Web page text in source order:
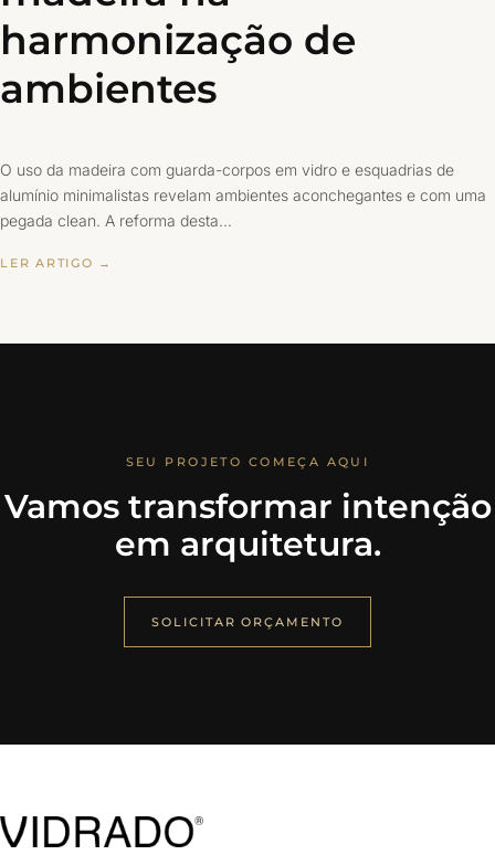
harmonização de
ambientes
O uso da madeira com guarda-corpos em vidro e esquadrias de
alumínio minimalistas revelam ambientes aconchegantes e com uma
pegada clean. A reforma desta…
LER ARTIGO →
SEU PROJETO COMEÇA AQUI
Vamos transformar intenção
em arquitetura.
SOLICITAR ORÇAMENTO